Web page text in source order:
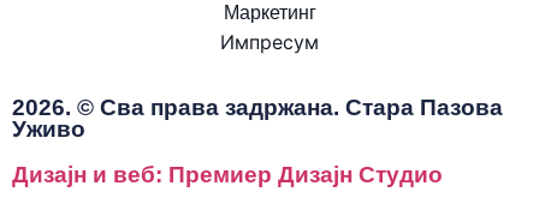
Маркетинг
Импресум
2026. © Сва права задржана. Стара Пазова
Уживо
Дизајн и веб: Премиер Дизајн Студио